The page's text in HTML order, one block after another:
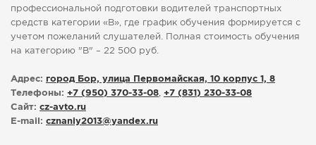
профессиональной подготовки водителей транспортных
средств категории «В», где график обучения формируется с
учетом пожеланий слушателей. Полная стоимость обучения
на категорию "В" – 22 500 руб.
Адрес: город Бор, улица Первомайская, 10 корпус 1, 8
Телефоны: +7 (950) 370-33-08
+7 (831) 230-33-08
Сайт: cz-avto.ru
E-mail: cznaniy2013@yandex.ru